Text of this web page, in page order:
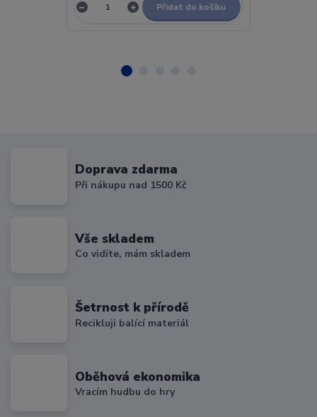
Přidat do košíku
Doprava zdarma
Při nákupu nad 1500 Kč
Vše skladem
Co vidíte, mám skladem
Šetrnost k přírodě
Recikluji balící materiál
Oběhová ekonomika
Vracím hudbu do hry